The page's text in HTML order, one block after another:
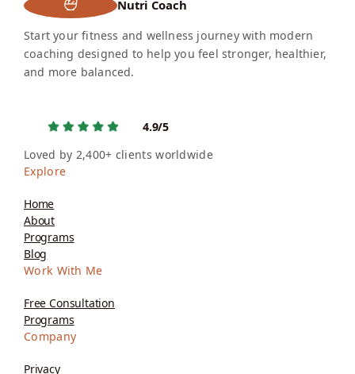
Nutri Coach
Start your fitness and wellness journey with modern
coaching designed to help you feel stronger, healthier,
and more balanced.
4.9/5
Loved by 2,400+ clients worldwide
Explore
Home
About
Programs
Blog
Work With Me
Free Consultation
Programs
Company
Privacy